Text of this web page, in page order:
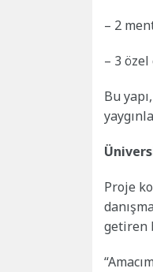
– 2
– 3
Bu
Proje
getiren